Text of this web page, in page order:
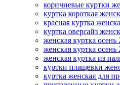
коричневые куртки
куртка короткая
красная куртка
куртка оверсайз
женская куртка осень
женская куртка осень
женская куртка из
куртки плащевки
куртка женская для